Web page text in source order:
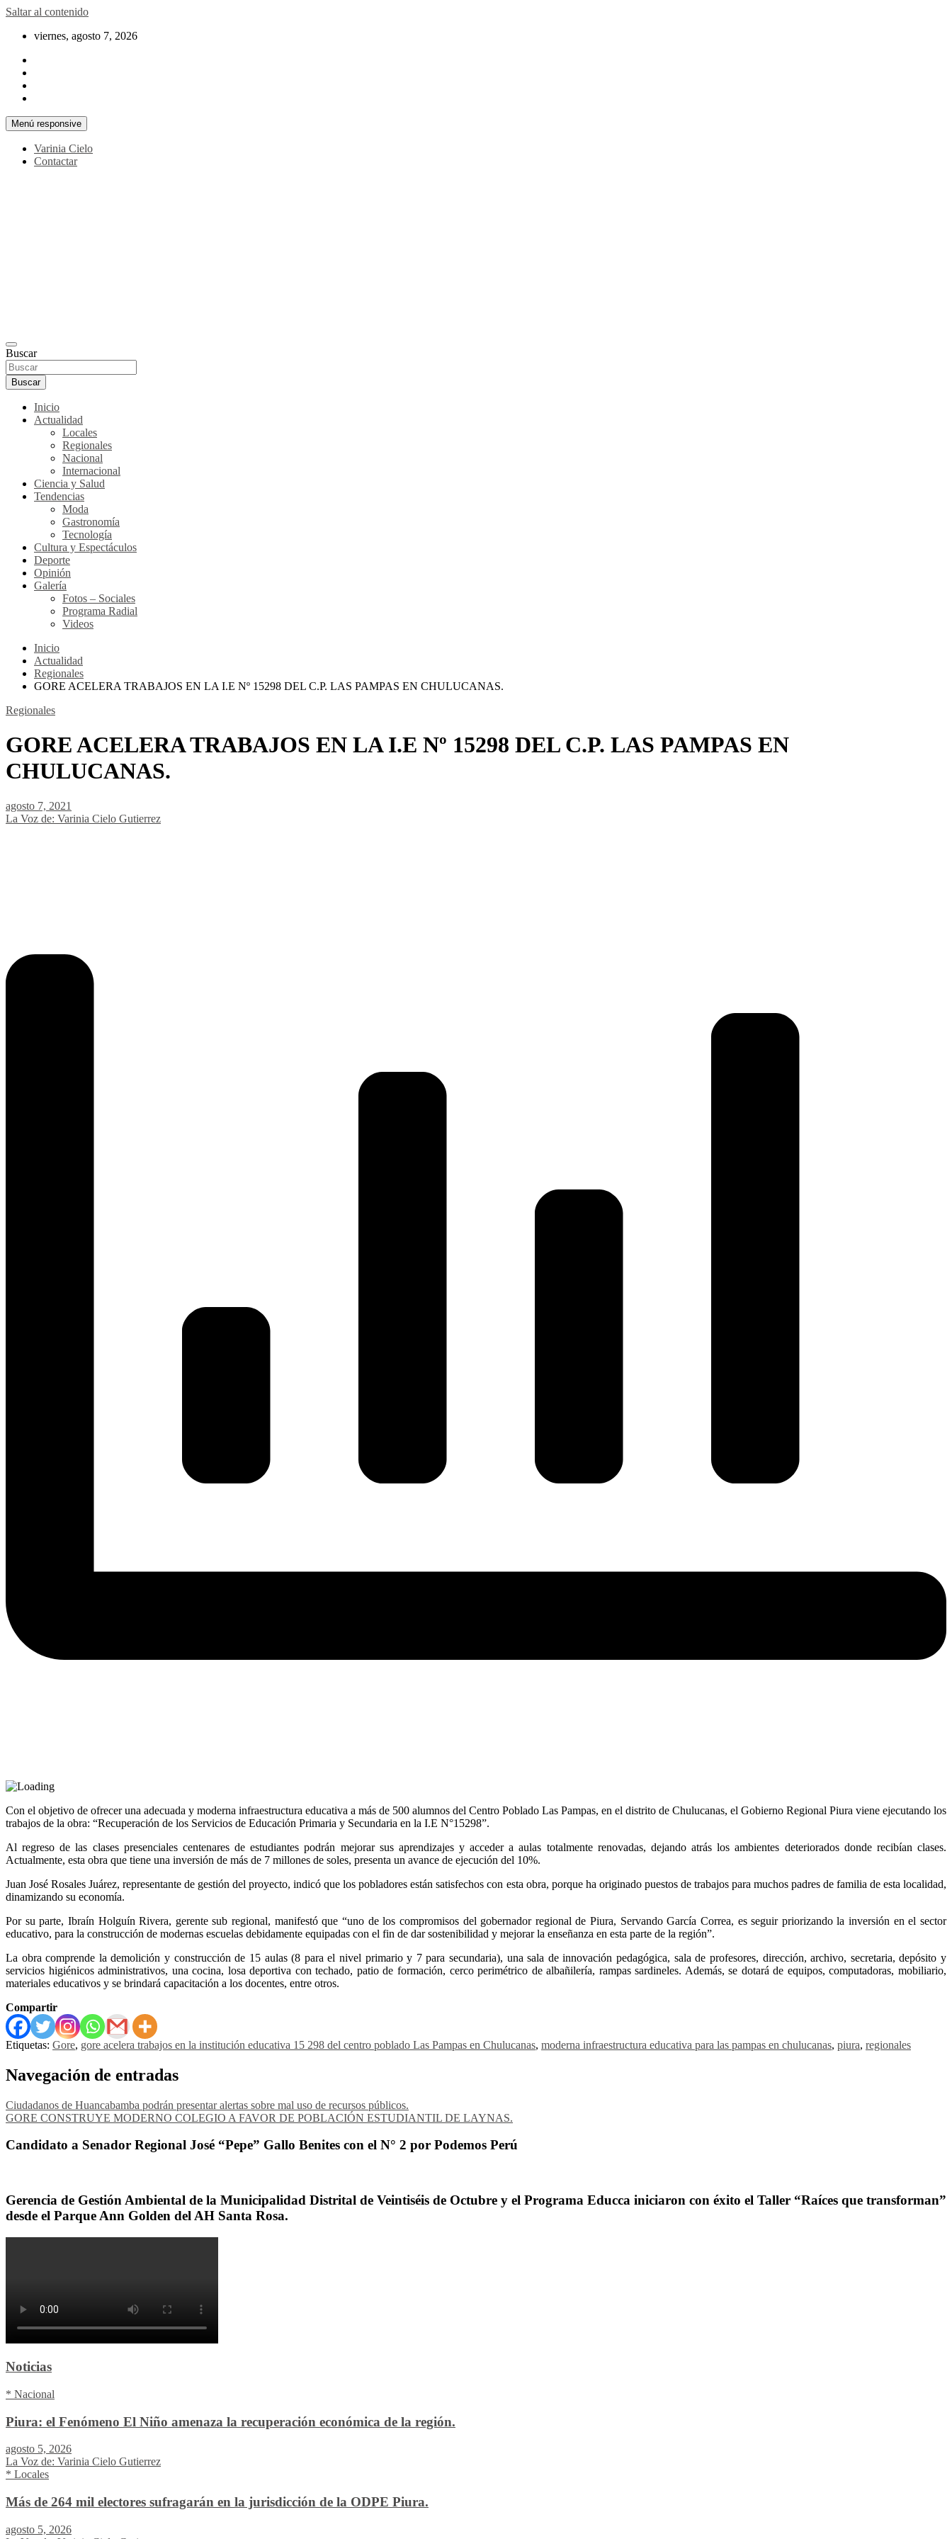
Saltar al contenido
viernes, agosto 7, 2026
Menú responsive
Varinia Cielo
Contactar
Buscar
Buscar
Inicio
Actualidad
Locales
Regionales
Nacional
Internacional
Ciencia y Salud
Tendencias
Moda
Gastronomía
Tecnología
Cultura y Espectáculos
Deporte
Opinión
Galería
Fotos – Sociales
Programa Radial
Videos
Inicio
Actualidad
Regionales
GORE ACELERA TRABAJOS EN LA I.E Nº 15298 DEL C.P. LAS PAMPAS EN CHULUCANAS.
Regionales
GORE ACELERA TRABAJOS EN LA I.E Nº 15298 DEL C.P. LAS PAMPAS EN
CHULUCANAS.
agosto 7, 2021
La Voz de: Varinia Cielo Gutierrez
Con el objetivo de ofrecer una adecuada y moderna infraestructura educativa a más de 500 alumnos del Centro Poblado Las Pampas, en el distrito de Chulucanas, el Gobierno Regional Piura viene ejecutando los
trabajos de la obra: “Recuperación de los Servicios de Educación Primaria y Secundaria en la I.E N°15298”.
Al regreso de las clases presenciales centenares de estudiantes podrán mejorar sus aprendizajes y acceder a aulas totalmente renovadas, dejando atrás los ambientes deteriorados donde recibían clases.
Actualmente, esta obra que tiene una inversión de más de 7 millones de soles, presenta un avance de ejecución del 10%.
Juan José Rosales Juárez, representante de gestión del proyecto, indicó que los pobladores están satisfechos con esta obra, porque ha originado puestos de trabajos para muchos padres de familia de esta localidad,
dinamizando su economía.
Por su parte, Ibraín Holguín Rivera, gerente sub regional, manifestó que “uno de los compromisos del gobernador regional de Piura, Servando García Correa, es seguir priorizando la inversión en el sector
educativo, para la construcción de modernas escuelas debidamente equipadas con el fin de dar sostenibilidad y mejorar la enseñanza en esta parte de la región”.
La obra comprende la demolición y construcción de 15 aulas (8 para el nivel primario y 7 para secundaria), una sala de innovación pedagógica, sala de profesores, dirección, archivo, secretaria, depósito y
servicios higiénicos administrativos, una cocina, losa deportiva con techado, patio de formación, cerco perimétrico de albañilería, rampas sardineles. Además, se dotará de equipos, computadoras, mobiliario,
materiales educativos y se brindará capacitación a los docentes, entre otros.
Compartir
Etiquetas: Gore, gore acelera trabajos en la institución educativa 15 298 del centro poblado Las Pampas en Chulucanas, moderna infraestructura educativa para las pampas en chulucanas, piura, regionales
Navegación de entradas
Ciudadanos de Huancabamba podrán presentar alertas sobre mal uso de recursos públicos.
GORE CONSTRUYE MODERNO COLEGIO A FAVOR DE POBLACIÓN ESTUDIANTIL DE LAYNAS.
Candidato a Senador Regional José “Pepe” Gallo Benites con el N° 2 por Podemos Perú
Gerencia de Gestión Ambiental de la Municipalidad Distrital de Veintiséis de Octubre y el Programa Educca iniciaron con éxito el Taller “Raíces que transforman”
desde el Parque Ann Golden del AH Santa Rosa.
Noticias
* Nacional
Piura: el Fenómeno El Niño amenaza la recuperación económica de la región.
agosto 5, 2026
La Voz de: Varinia Cielo Gutierrez
* Locales
Más de 264 mil electores sufragarán en la jurisdicción de la ODPE Piura.
agosto 5, 2026